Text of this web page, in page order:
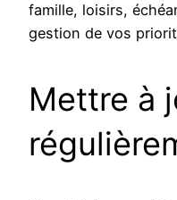
famille, loisirs,
gestion de vos
Mettre à